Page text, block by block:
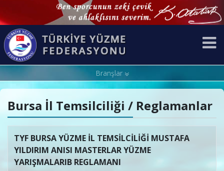
Branşlar
Bursa İl Temsilciliği / Reglamanlar
TYF BURSA YÜZME İL TEMSİLCİLİĞİ MUSTAFA
YILDIRIM ANISI MASTERLAR YÜZME
YARIŞMALARIB REGLAMANI